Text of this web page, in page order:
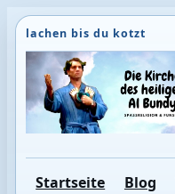
Direkt
zum
Inhalt
wechseln
Startseite Blog